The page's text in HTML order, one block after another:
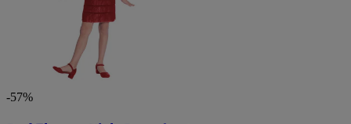
-57%